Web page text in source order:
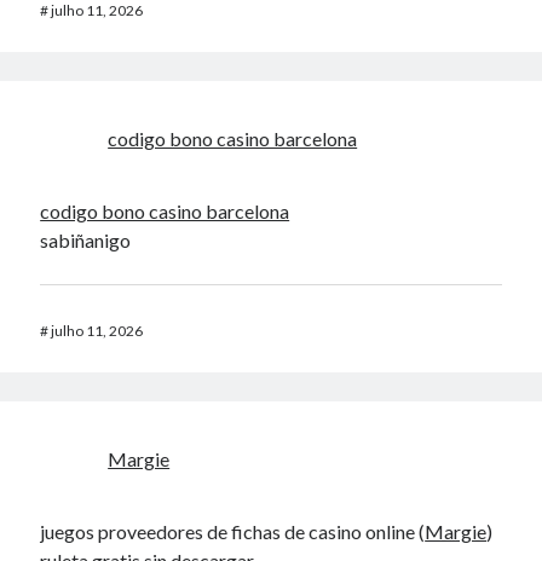
#julho 11, 2026
codigo bono casino barcelona
codigo bono casino barcelona
sabiñanigo
#julho 11, 2026
Margie
juegos proveedores de fichas de casino online (Margie)